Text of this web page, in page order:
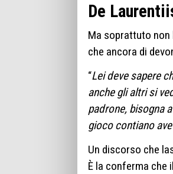
De
Ma soprattuto non
che ancora di
“Lei deve sapere
anche gli altri si
padrone, bisogna
gioco contiano
Un discorso che
È la conferma che